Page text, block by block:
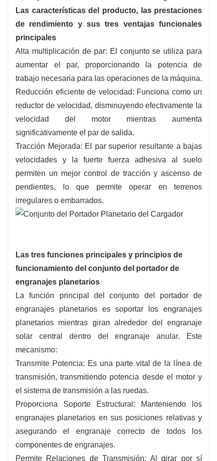
Las características del producto, las prestaciones
de rendimiento y sus tres ventajas funcionales
principales
Alta multiplicación de par: El conjunto se utiliza para
aumentar el par, proporcionando la potencia de
trabajo necesaria para las operaciones de la máquina.
Reducción eficiente de velocidad: Funciona como un
reductor de velocidad, disminuyendo efectivamente la
velocidad del motor mientras aumenta
significativamente el par de salida.
Tracción Mejorada: El par superior resultante a bajas
velocidades y la fuerte fuerza adhesiva al suelo
permiten un mejor control de tracción y ascenso de
pendientes, lo que permite operar en terrenos
irregulares o embarrados.
Las tres funciones principales y principios de
funcionamiento del conjunto del portador de
engranajes planetarios
La función principal del conjunto del portador de
engranajes planetarios es soportar los engranajes
planetarios mientras giran alrededor del engranaje
solar central dentro del engranaje anular. Este
mecanismo:
Transmite Potencia: Es una parte vital de la línea de
transmisión, transmitiendo potencia desde el motor y
el sistema de transmisión a las ruedas.
Proporciona Soporte Estructural: Manteniendo los
engranajes planetarios en sus posiciones relativas y
asegurando el engranaje correcto de todos los
componentes de engranajes.
Permite Relaciones de Transmisión: Al girar por sí